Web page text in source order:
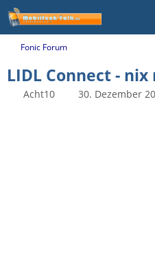
Fonic Forum
LIDL Connect -
Acht10 30. Dezember